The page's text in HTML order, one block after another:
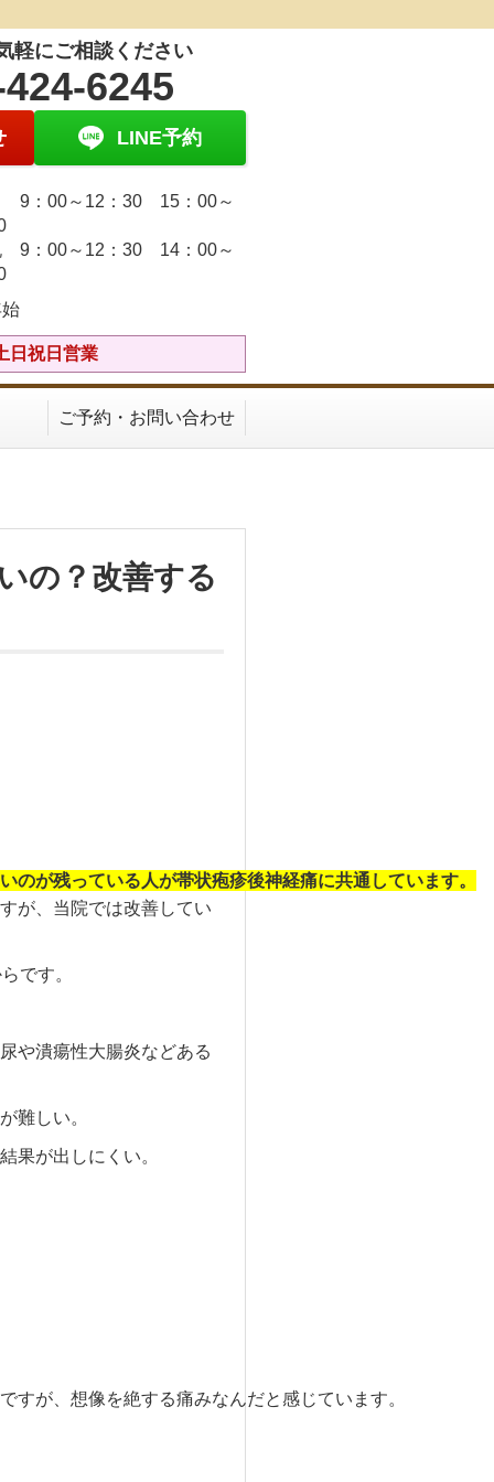
軽にご相談ください
6245
LINE予約
：00～12：30 15：00～
9：00～12：30 14：00～
日祝日営業
ご予約・お問い合わせ
の？改善する
が残っている人が帯状疱疹後神経痛に共通しています。
が、当院では改善してい
です。
や潰瘍性大腸炎などある
難しい。
果が出しにくい。
が、想像を絶する痛みなんだと感じています。